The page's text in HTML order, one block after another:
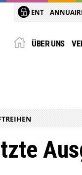
ENT
ÜBER UNS